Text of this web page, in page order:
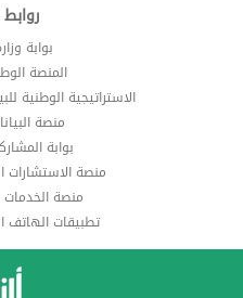
بوابة
المنصة
الاستراتيجية الوطنية
منصة
بوابة
منصة الاستشارات
منصة الخدمات
تطبيقات الهاتف